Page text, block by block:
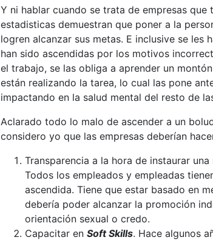
Y ni hablar cuando se trata de empresas
estadisticas demuestran que poner a la
logren alcanzar sus metas. E inclusive se les
han sido ascendidas por los motivos
el trabajo, se las obliga a aprender un
están realizando la tarea, lo cual las pone
impactando en la salud mental del resto de
Aclarado todo lo malo de ascender a un
considero yo que las empresas deberían
Transparencia a la hora de instaurar
Todos los empleados y empleadas
ascendida. Tiene que estar basado en
debería poder alcanzar la promoción
orientación sexual o credo.
Capacitar en Soft Skills. Hace algunos